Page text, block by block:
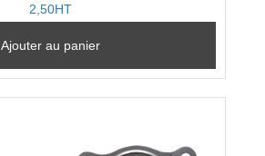
2,50HT
Ajouter au panier